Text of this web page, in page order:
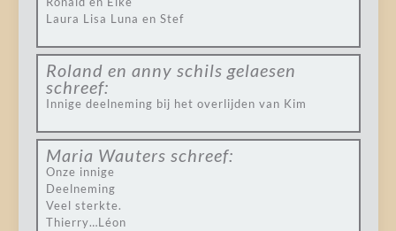
Laura Lisa Luna en Stef
Roland en anny schils gelaesen
schreef:
Innige deelneming bij het overlijden van Kim
Maria Wauters schreef:
Onze innige
Deelneming
Veel sterkte.
Thierry…Léon